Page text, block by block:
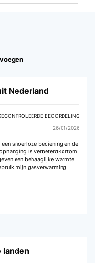
Nederland
BEOORDELING
26/01/2026
snoerloze bediening en de
is verbeterdKortom
een behaaglijke warmte
mijn gasverwarming
landen